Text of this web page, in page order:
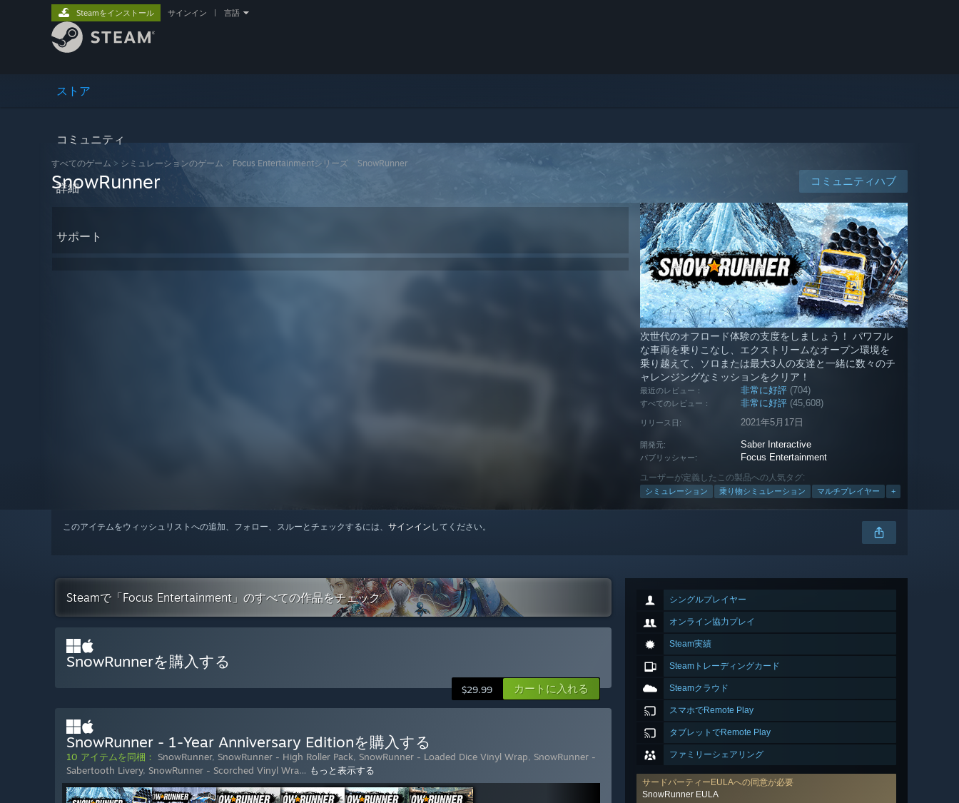
ストア
コミュニティ
詳細
サポート
Steamをインストール サインイン 言語
すべてのゲーム > シミュレーションのゲーム > Focus Entertainmentシリーズ SnowRunner
コミュニティハブ
SnowRunner
次世代のオフロード体験の支度をしましょう！ パワフル
な車両を乗りこなし、エクストリームなオープン環境を
乗り越えて、ソロまたは最大3人の友達と一緒に数々のチ
ャレンジングなミッションをクリア！
最近のレビュー： 非常に好評 (704)
すべてのレビュー： 非常に好評 (45,608)
リリース日: 2021年5月17日
開発元: Saber Interactive
パブリッシャー: Focus Entertainment
ユーザーが定義したこの製品への人気タグ:
シミュレーション 乗り物シミュレーション マルチプレイヤー +
このアイテムをウィッシュリストへの追加、フォロー、スルーとチェックするには、 サインイン してください。
シングルプレイヤー
オンライン協力プレイ
Steam実績
Steamトレーディングカード
Steamクラウド
スマホでRemote Play
タブレットでRemote Play
ファミリーシェアリング
サードパーティーEULAへの同意が必要
SnowRunner EULA
Steamで「Focus Entertainment」のすべての作品をチェック
SnowRunnerを購入する
$29.99 カートに入れる
SnowRunner - 1-Year Anniversary Editionを購入する
10 アイテムを同梱： SnowRunner, SnowRunner - High Roller Pack, SnowRunner - Loaded Dice Vinyl Wrap, SnowRunner -
Sabertooth Livery, SnowRunner - Scorched Vinyl Wra… もっと表示する